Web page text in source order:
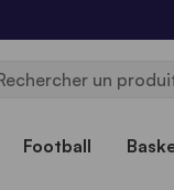
Football